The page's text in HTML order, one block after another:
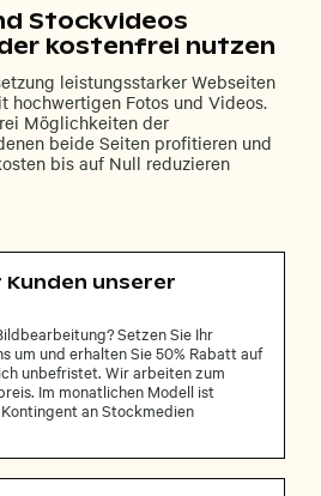
Stockvideos
kostenfrei nutzen
leistungsstarker Webseiten
hochwertigen Fotos und Videos.
Möglichkeiten der
beide Seiten profitieren und
bis auf Null reduzieren
unserer
Setzen Sie Ihr
um und erhalten Sie 50% Rabatt auf
unbefristet. Wir arbeiten zum
Im monatlichen Modell ist
an Stockmedien